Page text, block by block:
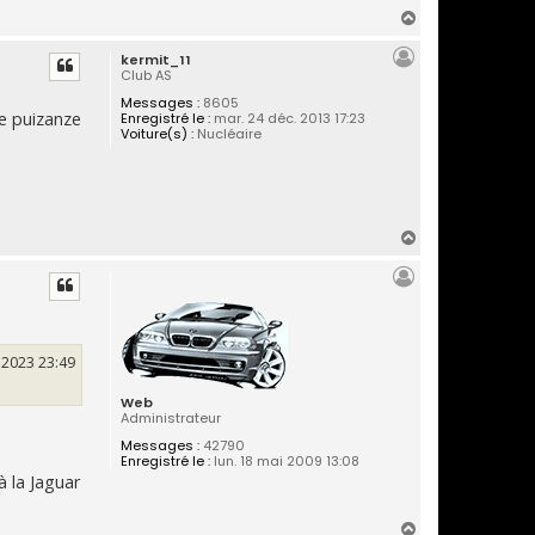
kermit_11
Club AS
Messages :8605
Enregistré le :mar. 24 déc. 2013 17:23
Voiture(s) :Nucléaire
puizanze
Web
Administrateur
Messages :42790
Enregistré le :lun. 18 mai 2009 13:08
23:49
la Jaguar